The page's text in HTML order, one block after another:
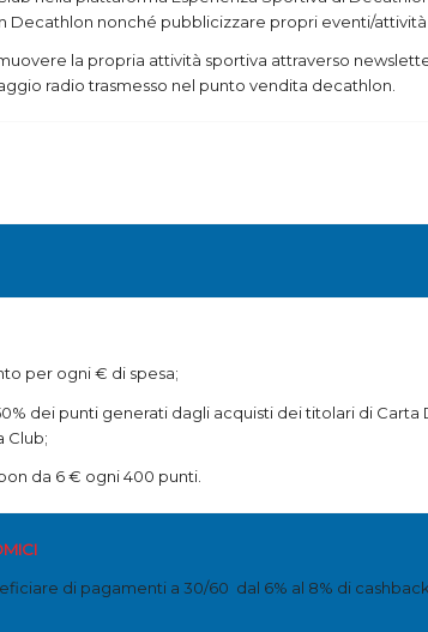
Decathlon nonché pubblicizzare propri eventi/
la propria attività sportiva attraverso
radio trasmesso nel punto vendita decathlon.
per ogni € di spesa;
dei punti generati dagli acquisti dei titolari di
Club;
da 6 € ogni 400 punti.
di pagamenti a 30/60 dal 6% al 8% di